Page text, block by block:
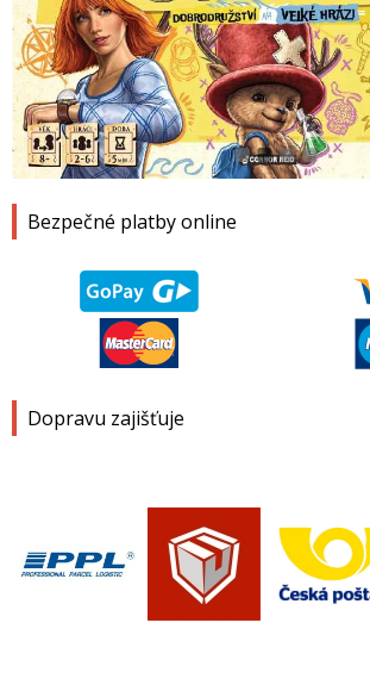
Bezpečné platby online
Dopravu zajišťuje